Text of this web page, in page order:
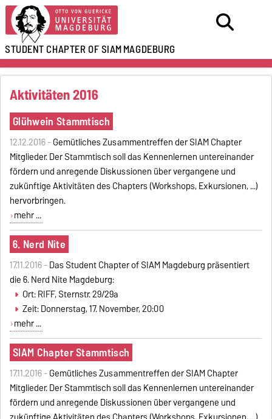
STUDENT CHAPTER OF SIAMMAGDEBURG
Aktivitäten 2016
Glühwein Stammtisch
12.12.2016 -Gemütliches Zusammentreffen der SIAM Chapter
Mitglieder. Der Stammtisch soll das Kennenlernen untereinander
fördern und anregende Diskussionen über vergangene und
zukünftige Aktivitäten des Chapters (Workshops, Exkursionen, ...)
hervorbringen.
mehr ...
6. Nerd Nite
17.11.2016 -Das Student Chapter of SIAM Magdeburg präsentiert
die 6. Nerd Nite Magdeburg:
Ort: RIFF, Sternstr. 29/29a
Zeit: Donnerstag, 17. November, 20:00
mehr ...
SIAM Chapter Stammtisch
17.11.2016 -Gemütliches Zusammentreffen der SIAM Chapter
Mitglieder. Der Stammtisch soll das Kennenlernen untereinander
fördern und anregende Diskussionen über vergangene und